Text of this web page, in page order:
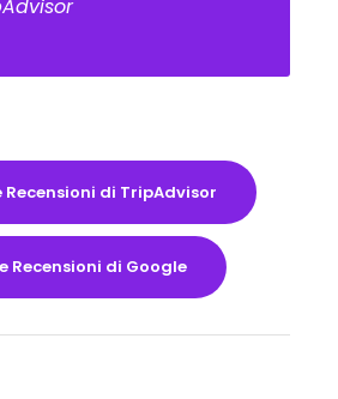
Recensioni di TripAdvisor
Recensioni di Google